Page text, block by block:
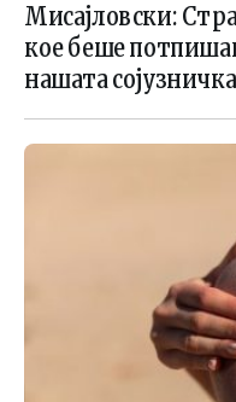
Мисајловски:
кое беше
нашата